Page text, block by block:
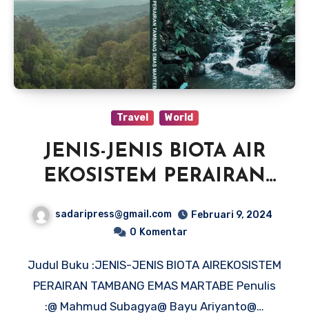
Travel World
JENIS-JENIS BIOTA AIR
EKOSISTEM PERAIRAN
MARTABE
sadaripress@gmail.com
Februari 9, 2024
0 Komentar
Judul Buku :JENIS-JENIS BIOTA AIREKOSISTEM
PERAIRAN TAMBANG EMAS MARTABE Penulis
:@ Mahmud Subagya@ Bayu Ariyanto@…